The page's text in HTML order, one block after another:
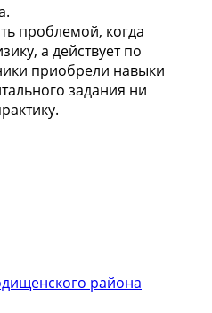
проблемой, когда
а действует по
приобрели навыки
задания ни
района